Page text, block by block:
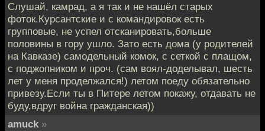
Слушай, камрад, а я так и не нашёл старых
фоток.Курсантские и с командировок есть
групповые, не успел отсканировать,больше
половины в гору ушло. Зато есть дома (у родителей
на Кавказе) самодельный комок, с сеткой с плащом,
с поджопником и проч. (сам воял-доделывал, шесть
лет у меня проделжался!) летом поеду обязательно
привезу.Если ты в Питере летом покажу, отдавать не
буду,вдруг война гражданская))
amuck »